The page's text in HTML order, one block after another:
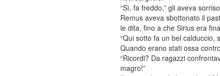
“Sì, fa freddo,” gli aveva
Remus aveva sbottonato il
le dita, fino a che Sirius era
“Qui sotto fa un bel calduccio,
Quando erano stati ossa
“Ricordi? Da ragazzi
magro!”